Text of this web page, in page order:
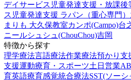
デイサービス 児童発達支援・放課後
ス 児童発達支援 ラパン（重心専門）
まりも 大久保教室カンポ(Campo)台
ニールシュシュ(ChouChou)吉岡
特徴から探す
理学療法言語療法作業療法預かり支
支援運動療育・スポーツ土日営業
育英語療育感覚統合療法SST(ソー